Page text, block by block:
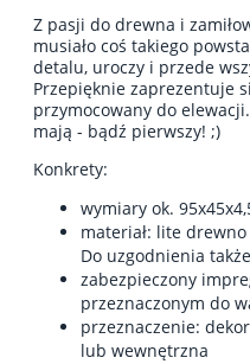
Z pasji do drewna i
musiało coś takiego
detalu, uroczy i przede
Przepięknie zaprezentuje
przymocowany do
mają - bądź pierwszy! ;)
Konkrety:
wymiary ok.
materiał: lite
Do uzgodnienia
zabezpieczony
przeznaczonym do
przeznaczenie:
lub wewnętrzna